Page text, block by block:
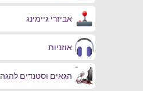
אביזרי גיימינג
אוזניות
הגאים וסטנדים להגה